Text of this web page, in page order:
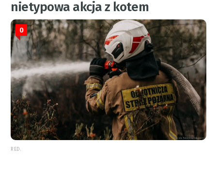
nietypowa akcja z kotem
0
RED.